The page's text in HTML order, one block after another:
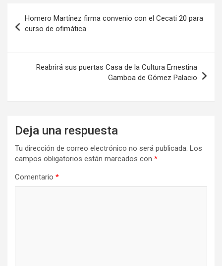
de
Homero Martínez firma convenio con el Cecati 20 para
curso de ofimática
Reabrirá sus puertas Casa de la Cultura Ernestina
Gamboa de Gómez Palacio
Deja una respuesta
Tu dirección de correo electrónico no será publicada. Los
campos obligatorios están marcados con *
Comentario *